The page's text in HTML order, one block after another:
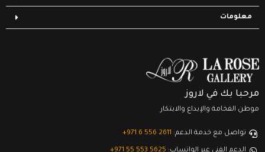
معلومات
مرحبا بك في لاروز
موطن الفخامة والإبداع والابتكار
تواصل مع خدمة الدعم: ‎+971 6 556 2611
الدعم الفني عبر الواتساب: ‎+971 55 553 5625